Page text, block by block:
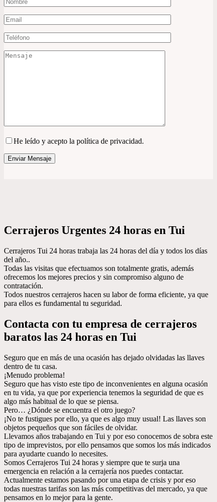
He leído y acepto la política de privacidad.
Cerrajeros Urgentes 24 horas en Tui
Cerrajeros Tui 24 horas trabaja las 24 horas del día y todos los días
del año..
Todas las visitas que efectuamos son totalmente gratis, además
ofrecemos los mejores precios y sin compromiso alguno de
contratación.
Todos nuestros cerrajeros hacen su labor de forma eficiente, ya que
para ellos es fundamental tu seguridad.
Contacta con tu empresa de cerrajeros
baratos las 24 horas en Tui
Seguro que en más de una ocasión has dejado olvidadas las llaves
dentro de tu casa.
¡Menudo problema!
Seguro que has visto este tipo de inconvenientes en alguna ocasión
en tu vida, ya que por experiencia tenemos la seguridad de que es
algo más habitual de lo que se piensa.
Pero… ¿Dónde se encuentra el otro juego?
¡No te fustigues por ello, ya que es algo muy usual! Las llaves son
objetos pequeños que son fáciles de olvidar.
Llevamos años trabajando en Tui y por eso conocemos de sobra este
tipo de imprevistos, por ello pensamos que somos los más indicados
para ayudarte cuando lo necesites.
Somos Cerrajeros Tui 24 horas y siempre que te surja una
emergencia en relación a la cerrajería nos puedes contactar.
Actualmente estamos pasando por una etapa de crisis y por eso
todas nuestras tarifas son las más competitivas del mercado, ya que
pensamos en lo mejor para la gente.